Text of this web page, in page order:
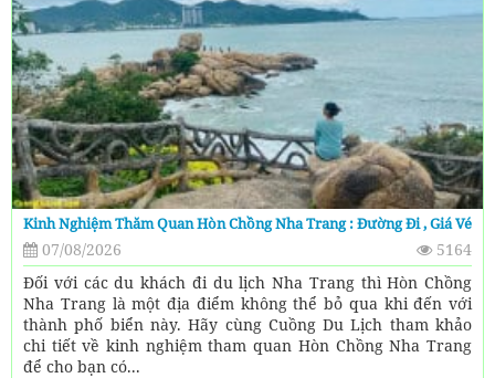
Kinh Nghiệm Thăm Quan Hòn Chồng Nha Trang : Đường Đi , Giá Vé
07/08/2026
5164
Đối với các du khách đi du lịch Nha Trang thì Hòn Chồng
Nha Trang là một địa điểm không thể bỏ qua khi đến với
thành phố biển này. Hãy cùng Cuồng Du Lịch tham khảo
chi tiết về kinh nghiệm tham quan Hòn Chồng Nha Trang
để cho bạn có...